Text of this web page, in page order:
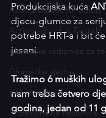
Acting classes for adults
Acting school in Zagreb
glumačke radionice za
Glumačke vježbe
Koncentracija
Profesionalne radionice
Produkcijska kuća
djecu-glumce za
potrebe HRT-a i bit
jeseni.
Tražimo 6 muških
nam treba četvero
godina, jedan od 11